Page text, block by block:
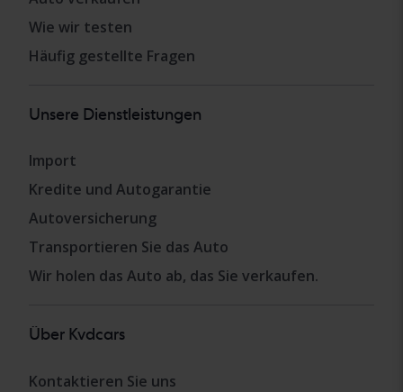
Wie wir testen
Häufig gestellte Fragen
Unsere Dienstleistungen
Import
Kredite und Autogarantie
Autoversicherung
Transportieren Sie das Auto
Wir holen das Auto ab, das Sie verkaufen.
Über Kvdcars
Kontaktieren Sie uns